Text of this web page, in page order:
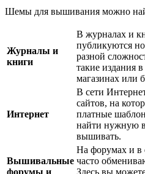
Шемы для вышивания можно
Журналы и
книги
В журналах и
публикуются
разной
такие издания
магазинах или
Интернет
В сети
сайтов, на
платные
найти нужную
вышивать.
Вышивальные
форумы и
На форумах и в
часто
Здесь вы